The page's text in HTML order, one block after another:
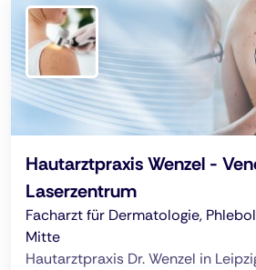
Hautarztpraxis Wenzel -
Laserzentrum
Facharzt für Dermatologie,
Mitte
Hautarztpraxis Dr. Wenzel in